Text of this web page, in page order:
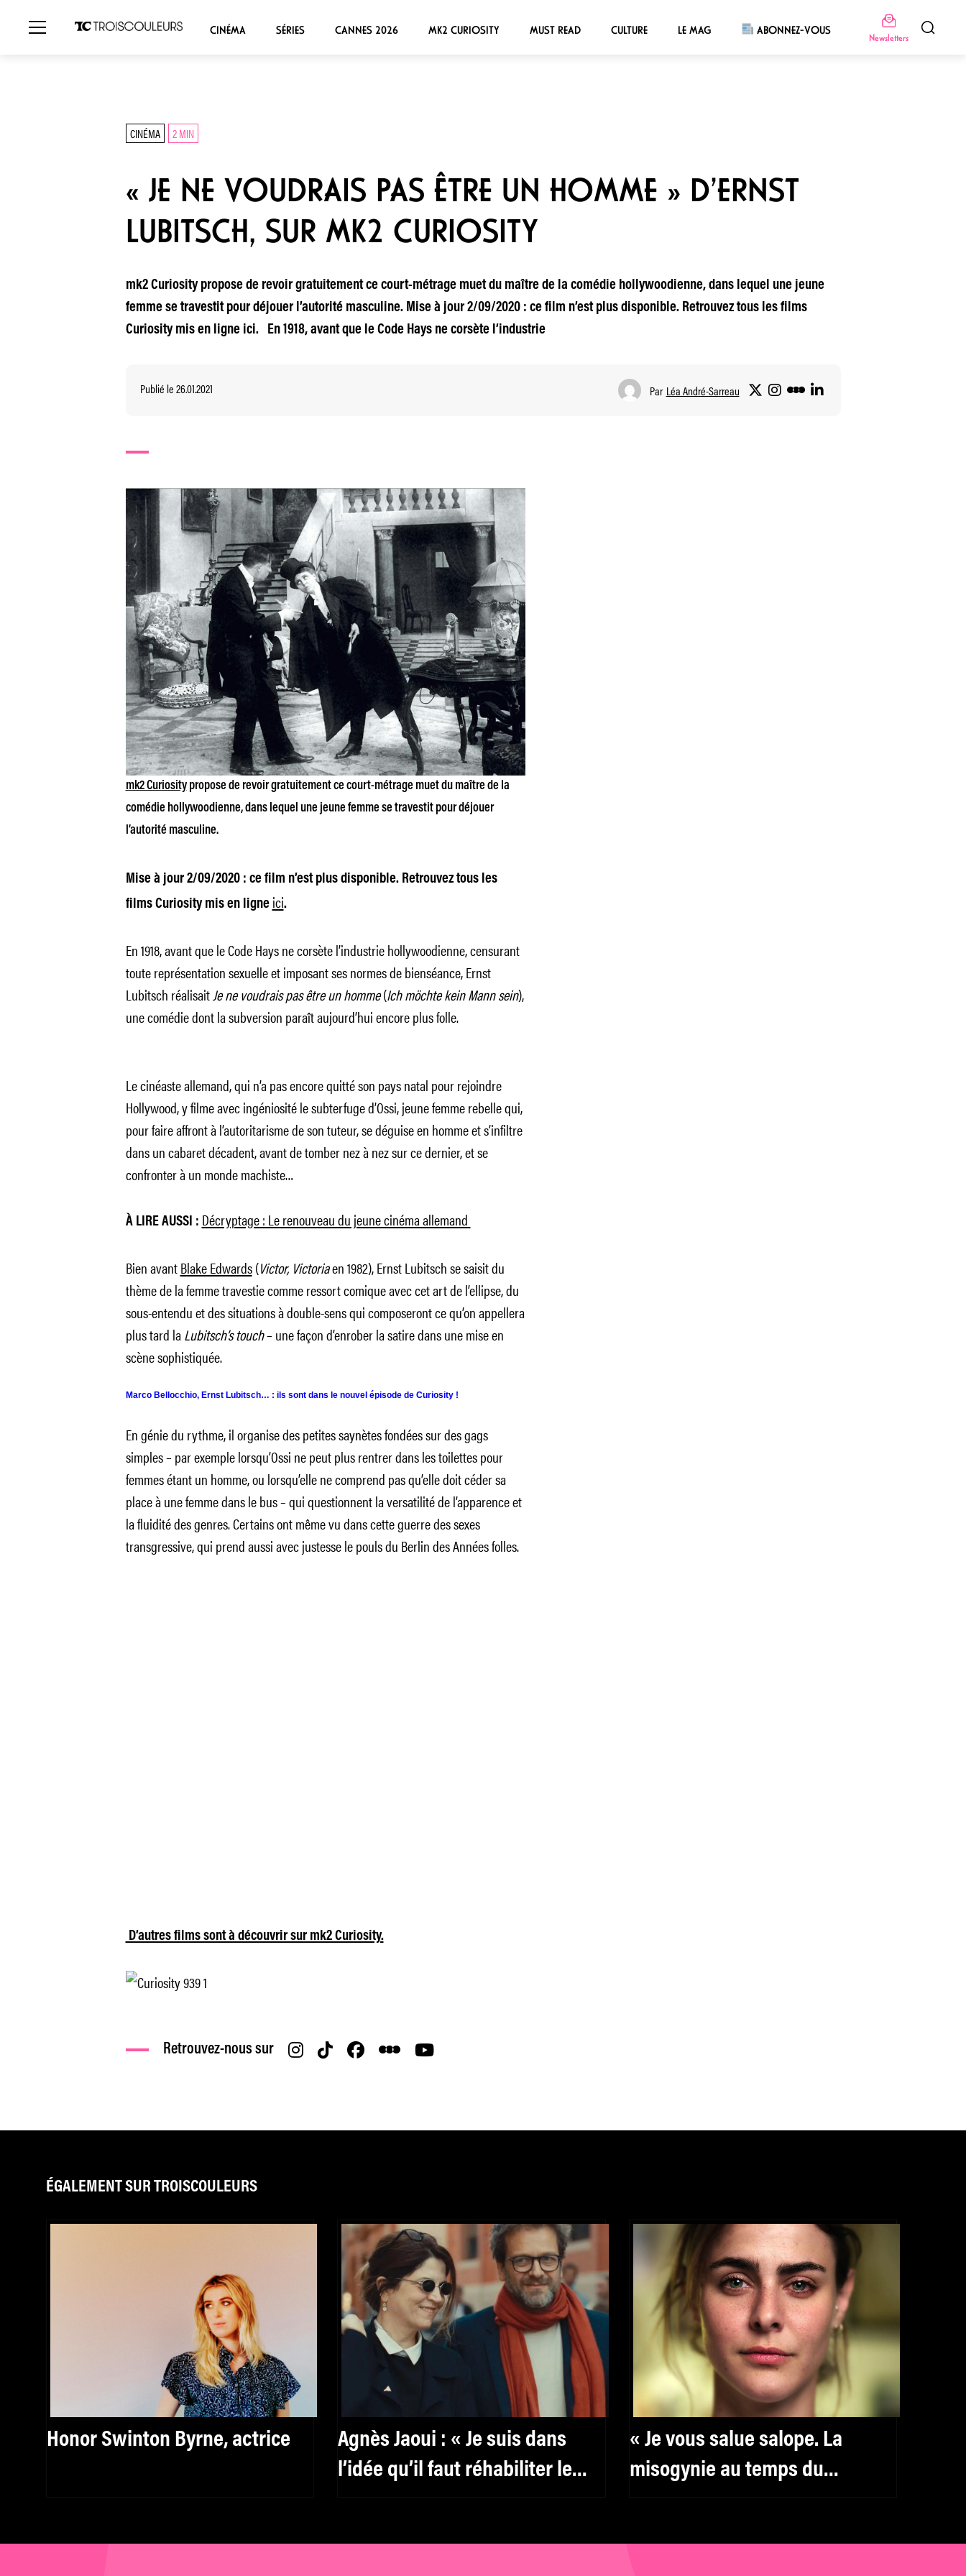
CINÉMA SÉRIES CANNES 2026 MK2 CURIOSITY MUST READ CULTURE LE MAG ABONNEZ-VOUS
Newsletters
CINÉMA 2 MIN
« JE NE VOUDRAIS PAS ÊTRE UN HOMME » D’ERNST
LUBITSCH, SUR MK2 CURIOSITY
mk2 Curiosity propose de revoir gratuitement ce court-métrage muet du maître de la comédie hollywoodienne, dans lequel une jeune
femme se travestit pour déjouer l’autorité masculine. Mise à jour 2/09/2020 : ce film n’est plus disponible. Retrouvez tous les films
Curiosity mis en ligne ici. En 1918, avant que le Code Hays ne corsète l’industrie
Publié le 26.01.2021 Par Léa André-Sarreau
mk2 Curiositypropose de revoir gratuitement ce court-métrage muet du maître de la
comédie hollywoodienne, dans lequel une jeune femme se travestit pour déjouer
l’autorité masculine.
Mise à jour 2/09/2020 : ce film n’est plus disponible. Retrouvez tous les
films Curiosity mis en ligne ici.
En 1918, avant que le Code Hays ne corsète l’industrie hollywoodienne, censurant
toute représentation sexuelle et imposant ses normes de bienséance, Ernst
Lubitsch réalisaitJe ne voudrais pas être un homme(Ich möchte kein Mann sein),
une comédie dont la subversion paraît aujourd’hui encore plus folle.
Le cinéaste allemand, qui n’a pas encore quitté son pays natal pour rejoindre
Hollywood, y filme avec ingéniosité le subterfuge d’Ossi, jeune femme rebelle qui,
pour faire affront à l’autoritarisme de son tuteur, se déguise en homme et s’infiltre
dans un cabaret décadent, avant de tomber nez à nez sur ce dernier, et se
confronter à un monde machiste…
À LIRE AUSSI : Décryptage : Le renouveau du jeune cinéma allemand
Bien avantBlake Edwards(Victor, Victoriaen 1982), Ernst Lubitsch se saisit du
thème de la femme travestie comme ressort comique avec cet art de l’ellipse, du
sous-entendu et des situations à double-sens qui composeront ce qu’on appellera
plus tard laLubitsch’s touch– une façon d’enrober la satire dans une mise en
scène sophistiquée.
Marco Bellocchio, Ernst Lubitsch… : ils sont dans le nouvel épisode de Curiosity !
En génie du rythme, il organise des petites saynètes fondées sur des gags
simples – par exemple lorsqu’Ossi ne peut plus rentrer dans les toilettes pour
femmes étant un homme, ou lorsqu’elle ne comprend pas qu’elle doit céder sa
place à une femme dans le bus – qui questionnent la versatilité de l’apparence et
la fluidité des genres. Certains ont même vu dans cette guerre des sexes
transgressive, qui prend aussi avec justesse le pouls du Berlin des Années folles.
D’autres films sont à découvrir sur mk2 Curiosity.
Retrouvez-nous sur
ÉGALEMENT SUR TROISCOULEURS
Honor Swinton Byrne, actrice
Agnès Jaoui : « Je suis dans
l’idée qu’il faut réhabiliter le
« Je vous salue salope. La
misogynie au temps du